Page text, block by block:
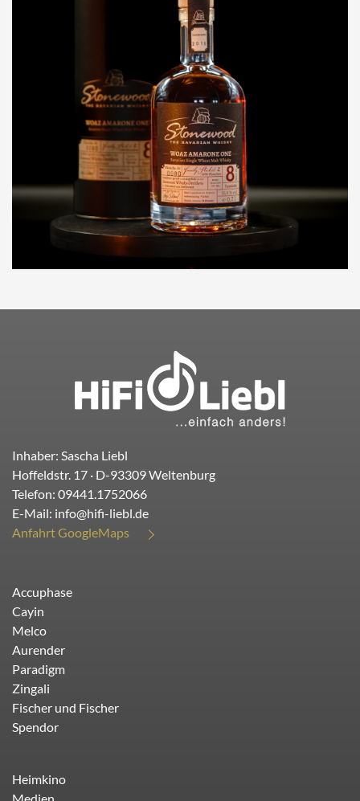
Inhaber: Sascha Liebl
Hoffeldstr. 17 · D-93309Weltenburg
Telefon: 09441.1752066
E-Mail: info@hifi-liebl.de
Anfahrt GoogleMaps
Accuphase
Cayin
Melco
Aurender
Paradigm
Zingali
Fischer und Fischer
Spendor
Heimkino